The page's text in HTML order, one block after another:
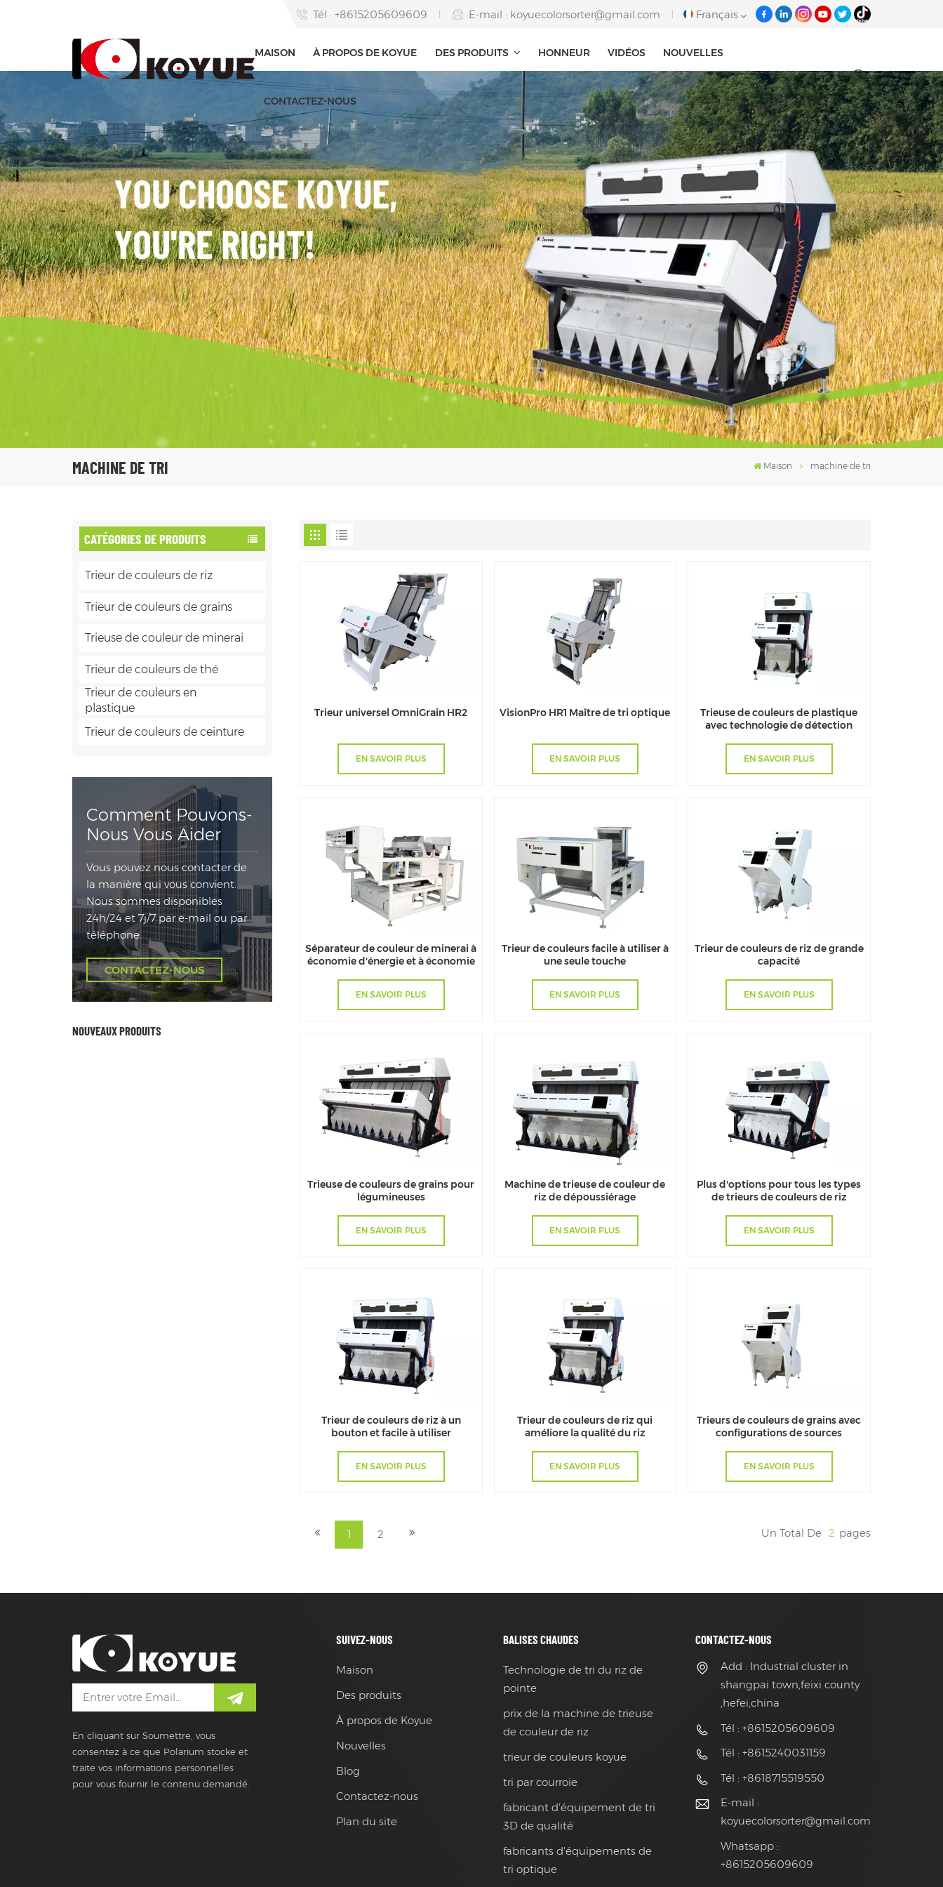
Tél : +8615205609609 E-mail : koyuecolorsorter@gmail.com Français
English
français
italiano
русский
español
português
Tiếng việt
العربية
فارسی
עברית
MAISON À PROPOS DE KOYUE DES PRODUITS HONNEUR VIDÉOS NOUVELLES
CONTACTEZ-NOUS
MACHINE DE TRI Maison machine de tri
CATÉGORIES DE PRODUITS
Trieur de couleurs de riz
Trieur de couleurs de grains
Trieuse de couleur de minerai
Trieur de couleurs de thé
Trieur de couleurs en
plastique
Trieur de couleurs de ceinture
Comment Pouvons-
Nous Vous Aider
Vous pouvez nous contacter de
la manière qui vous convient.
Nous sommes disponibles
24h/24 et 7j/7 par e-mail ou par
téléphone.
CONTACTEZ-NOUS
NOUVEAUX PRODUITS
Trieur universel OmniGrain HR2
EN SAVOIR PLUS
VisionPro HR1 Maître de tri optique
EN SAVOIR PLUS
Trieuse de couleurs de plastique
avec technologie de détection
EN SAVOIR PLUS
Séparateur de couleur de minerai à
économie d'énergie et à économie
EN SAVOIR PLUS
Trieur de couleurs facile à utiliser à
une seule touche
EN SAVOIR PLUS
Trieur de couleurs de riz de grande
capacité
EN SAVOIR PLUS
Trieuse de couleurs de grains pour
légumineuses
EN SAVOIR PLUS
Machine de trieuse de couleur de
riz de dépoussiérage
EN SAVOIR PLUS
Plus d'options pour tous les types
de trieurs de couleurs de riz
EN SAVOIR PLUS
Trieur de couleurs de riz à un
bouton et facile à utiliser
EN SAVOIR PLUS
Trieur de couleurs de riz qui
améliore la qualité du riz
EN SAVOIR PLUS
Trieurs de couleurs de grains avec
configurations de sources
EN SAVOIR PLUS
1 2 Un Total De 2 Pages
En cliquant sur Soumettre, vous
consentez à ce que Polarium stocke et
traite vos informations personnelles
pour vous fournir le contenu demandé.
SUIVEZ-NOUS
Maison
Des produits
À propos de Koyue
Nouvelles
Blog
Contactez-nous
Plan du site
BALISES CHAUDES
Technologie de tri du riz de
pointe
prix de la machine de trieuse
de couleur de riz
trieur de couleurs koyue
tri par courroie
fabricant d'équipement de tri
3D de qualité
fabricants d'équipements de
tri optique
CONTACTEZ-NOUS
Add : Industrial cluster in
shangpai town,feixi county
,hefei,china
Tél : +8615205609609
Tél : +8615240031159
Tél : +8618715519550
E-mail :
koyuecolorsorter@gmail.com
Whatsapp :
+8615205609609